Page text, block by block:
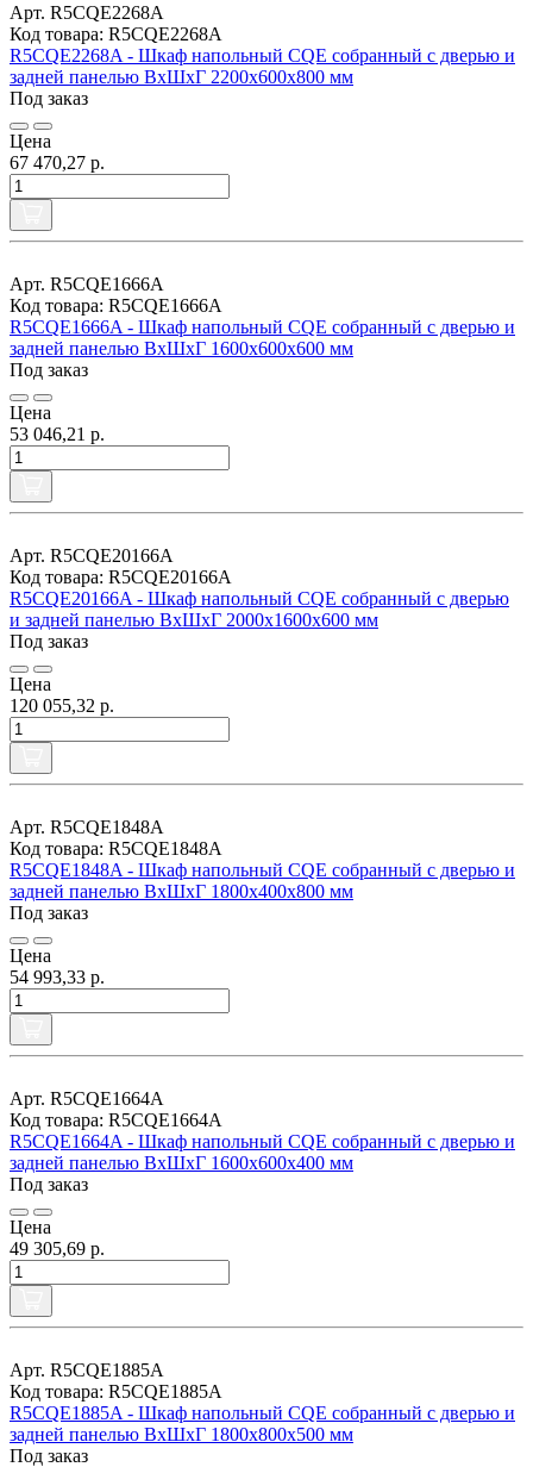
Арт. R5CQE2268A
Код товара: R5CQE2268A
R5CQE2268A - Шкаф напольный CQE собранный с дверью и
задней панелью ВхШхГ 2200x600x800 мм
Под заказ
Цена
67 470,27 р.
Арт. R5CQE1666A
Код товара: R5CQE1666A
R5CQE1666A - Шкаф напольный CQE собранный с дверью и
задней панелью ВхШхГ 1600x600x600 мм
Под заказ
Цена
53 046,21 р.
Арт. R5CQE20166A
Код товара: R5CQE20166A
R5CQE20166A - Шкаф напольный CQE собранный с дверью
и задней панелью ВхШхГ 2000x1600x600 мм
Под заказ
Цена
120 055,32 р.
Арт. R5CQE1848A
Код товара: R5CQE1848A
R5CQE1848A - Шкаф напольный CQE собранный с дверью и
задней панелью ВхШхГ 1800x400x800 мм
Под заказ
Цена
54 993,33 р.
Арт. R5CQE1664A
Код товара: R5CQE1664A
R5CQE1664A - Шкаф напольный CQE собранный с дверью и
задней панелью ВхШхГ 1600x600x400 мм
Под заказ
Цена
49 305,69 р.
Арт. R5CQE1885A
Код товара: R5CQE1885A
R5CQE1885A - Шкаф напольный CQE собранный с дверью и
задней панелью ВхШхГ 1800x800x500 мм
Под заказ